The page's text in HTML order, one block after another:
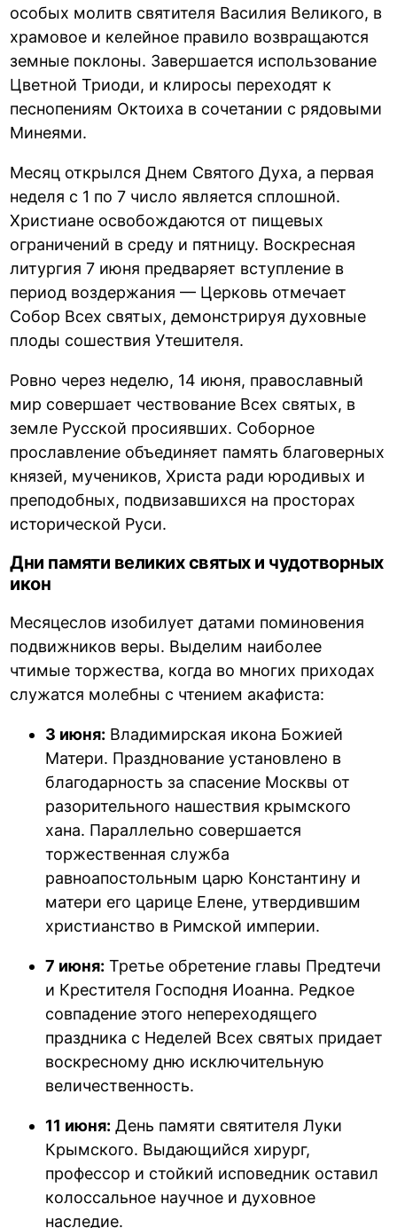
особых молитв святителя Василия Великого, в
храмовое и келейное правило возвращаются
земные поклоны. Завершается использование
Цветной Триоди, и клиросы переходят к
песнопениям Октоиха в сочетании с рядовыми
Минеями.
Месяц открылся Днем Святого Духа, а первая
неделя с 1 по 7 число является сплошной.
Христиане освобождаются от пищевых
ограничений в среду и пятницу. Воскресная
литургия 7 июня предваряет вступление в
период воздержания — Церковь отмечает
Собор Всех святых, демонстрируя духовные
плоды сошествия Утешителя.
Ровно через неделю, 14 июня, православный
мир совершает чествование Всех святых, в
земле Русской просиявших. Соборное
прославление объединяет память благоверных
князей, мучеников, Христа ради юродивых и
преподобных, подвизавшихся на просторах
исторической Руси.
Дни памяти великих святых и чудотворных
икон
Месяцеслов изобилует датами поминовения
подвижников веры. Выделим наиболее
чтимые торжества, когда во многих приходах
служатся молебны с чтением акафиста:
3 июня: Владимирская икона Божией
Матери. Празднование установлено в
благодарность за спасение Москвы от
разорительного нашествия крымского
хана. Параллельно совершается
торжественная служба
равноапостольным царю Константину и
матери его царице Елене, утвердившим
христианство в Римской империи.
7 июня: Третье обретение главы Предтечи
и Крестителя Господня Иоанна. Редкое
совпадение этого непереходящего
праздника с Неделей Всех святых придает
воскресному дню исключительную
величественность.
11 июня: День памяти святителя Луки
Крымского. Выдающийся хирург,
профессор и стойкий исповедник оставил
колоссальное научное и духовное
наследие.